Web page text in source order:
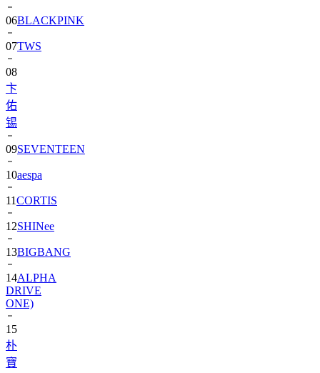
06BLACKPINK
07TWS
08
卞
佑
锡
09SEVENTEEN
10aespa
11CORTIS
12SHINee
13BIGBANG
14ALPHA
DRIVE
ONE)
15
朴
寶